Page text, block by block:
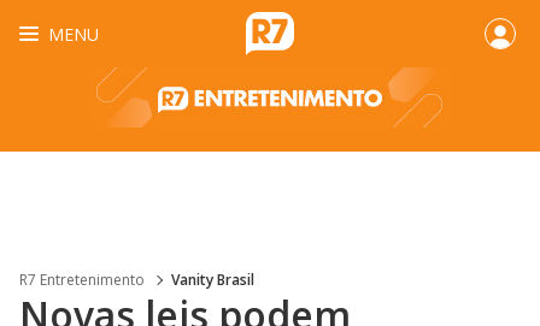
MENU
R7 Entretenimento Vanity Brasil
Novas leis podem